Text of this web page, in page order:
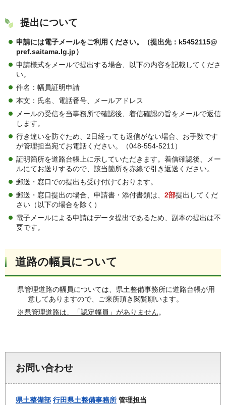
提出について
申請には電子メールをご利用ください。（提出先：k5452115@
pref.saitama.lg.jp）
申請様式をメールで提出する場合、以下の内容を記載してくださ
い。
件名：幅員証明申請
本文：氏名、電話番号、メールアドレス
メールの受信を当事務所で確認後、着信確認の旨をメールで返信
します。
行き違いを防ぐため、2日経っても返信がない場合、お手数です
が管理担当宛てお電話ください。（048-554-5211）
証明箇所を道路台帳上に示していただきます。着信確認後、メー
ルにてお送りするので、該当箇所を赤線で引き返送ください。
郵送・窓口での提出も受け付けております。
郵送・窓口提出の場合、申請書・添付書類は、 2部提出してくだ
さい（以下の場合を除く）
電子メールによる申請はデータ提出であるため、副本の提出は不
要です。
道路の幅員について
県管理道路の幅員については、県土整備事務所に道路台帳が用
意してありますので、ご来所頂き閲覧願います。
※県管理道路は、「認定幅員」がありません。
お問い合わせ
県土整備部 行田県土整備事務所 管理担当